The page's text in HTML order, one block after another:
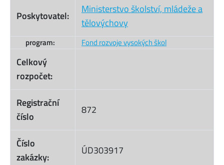
Poskytovatel:
Ministerstvo školství, mládeže a
tělovýchovy
program: Fond rozvoje vysokých škol
Celkový
rozpočet:
Registrační
číslo
872
Číslo
zakázky:
ÚD303917